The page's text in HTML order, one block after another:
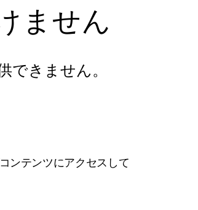
ません
できません。
ンテンツにアクセスして